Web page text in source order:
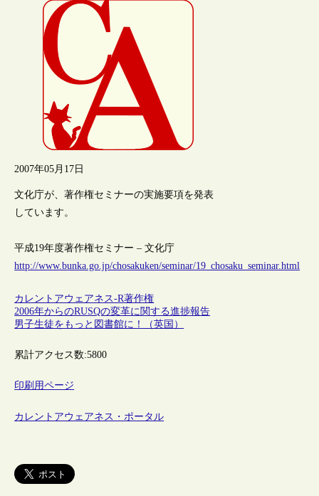
2007年05月17日
文化庁が、著作権セミナーの実施要項を発表
しています。
平成19年度著作権セミナー – 文化庁
http://www.bunka.go.jp/chosakuken/seminar/19_chosaku_seminar.html
カレントアウェアネス-R著作権
2006年からのRUSQの変革に関する進捗報告
男子生徒をもっと図書館に！（英国）
累計アクセス数:5800
印刷用ページ
カレントアウェアネス・ポータル